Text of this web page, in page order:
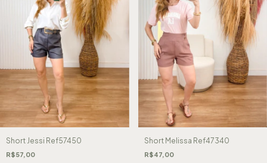
Short Jessi Ref57450
R$57,00
Short Melissa Ref47340
R$47,00